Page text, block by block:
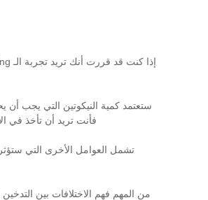
إذا كنت قد قررت أنك تريد تجربة الـ vaping ولا يمكنك مقاومة
فأنت تريد أن تأخذ في